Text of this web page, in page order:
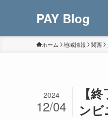
PAY Blog
ホーム 地域情報 関西
【
ンビ
2024
12/04